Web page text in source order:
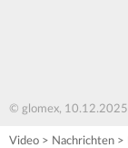
© glomex, 10.12.2025
Video > Nachrichten >